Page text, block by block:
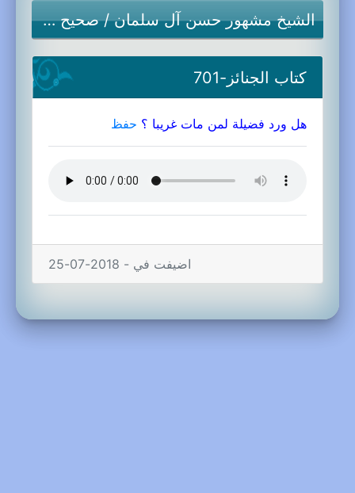
الشيخ مشهور حسن آل سلمان/صحيح مسلم
كتاب الجنائز-701
هل ورد فضيلة لمن مات غريبا ؟ حفظ
اضيفت في - 2018-07-25